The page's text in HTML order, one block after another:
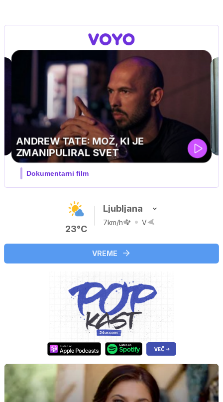
MOJ PRIJATELJ PINGVIN
Film meseca / družinski, pustolovski
23°C
Ljubljana
7km/h V
VREME